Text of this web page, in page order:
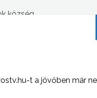
község
tagjai vonultak fel, a
több környező
t a jövőben már